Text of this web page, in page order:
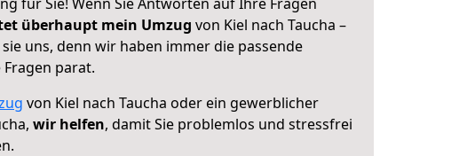
überhaupt mein Umzug von Kiel nach Taucha –
uns, denn wir haben immer die passende
parat.
von Kiel nach Taucha oder ein gewerblicher
wir helfen, damit Sie problemlos und stressfrei